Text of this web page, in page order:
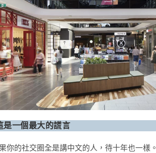
是一個最大的謊言
你的社交圈全是講中文的人，待十年也一樣。